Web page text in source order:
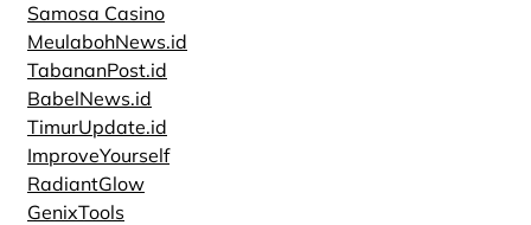
Samosa Casino
MeulabohNews.id
TabananPost.id
BabelNews.id
TimurUpdate.id
ImproveYourself
RadiantGlow
GenixTools